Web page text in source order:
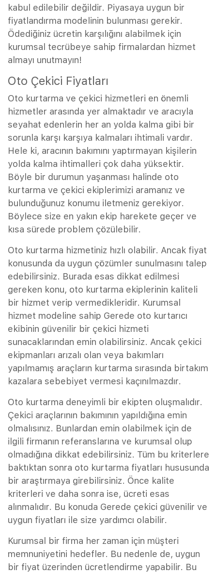
kabul edilebilir değildir. Piyasaya uygun bir
fiyatlandırma modelinin bulunması gerekir.
Ödediğiniz ücretin karşılığını alabilmek için
kurumsal tecrübeye sahip firmalardan hizmet
almayı unutmayın!
Oto Çekici Fiyatları
Oto kurtarma ve çekici hizmetleri en önemli
hizmetler arasında yer almaktadır ve aracıyla
seyahat edenlerin her an yolda kalma gibi bir
sorunla karşı karşıya kalmaları ihtimali vardır.
Hele ki, aracının bakımını yaptırmayan kişilerin
yolda kalma ihtimalleri çok daha yüksektir.
Böyle bir durumun yaşanması halinde oto
kurtarma ve çekici ekiplerimizi aramanız ve
bulunduğunuz konumu iletmeniz gerekiyor.
Böylece size en yakın ekip harekete geçer ve
kısa sürede problem çözülebilir.
Oto kurtarma hizmetiniz hızlı olabilir. Ancak fiyat
konusunda da uygun çözümler sunulmasını talep
edebilirsiniz. Burada esas dikkat edilmesi
gereken konu, oto kurtarma ekiplerinin kaliteli
bir hizmet verip vermedikleridir. Kurumsal
hizmet modeline sahip Gerede oto kurtarıcı
ekibinin güvenilir bir çekici hizmeti
sunacaklarından emin olabilirsiniz. Ancak çekici
ekipmanları arızalı olan veya bakımları
yapılmamış araçların kurtarma sırasında birtakım
kazalara sebebiyet vermesi kaçınılmazdır.
Oto kurtarma deneyimli bir ekipten oluşmalıdır.
Çekici araçlarının bakımının yapıldığına emin
olmalısınız. Bunlardan emin olabilmek için de
ilgili firmanın referanslarına ve kurumsal olup
olmadığına dikkat edebilirsiniz. Tüm bu kriterlere
baktıktan sonra oto kurtarma fiyatları hususunda
bir araştırmaya girebilirsiniz. Önce kalite
kriterleri ve daha sonra ise, ücreti esas
alınmalıdır. Bu konuda Gerede çekici güvenilir ve
uygun fiyatları ile size yardımcı olabilir.
Kurumsal bir firma her zaman için müşteri
memnuniyetini hedefler. Bu nedenle de, uygun
bir fiyat üzerinden ücretlendirme yapabilir. Bu